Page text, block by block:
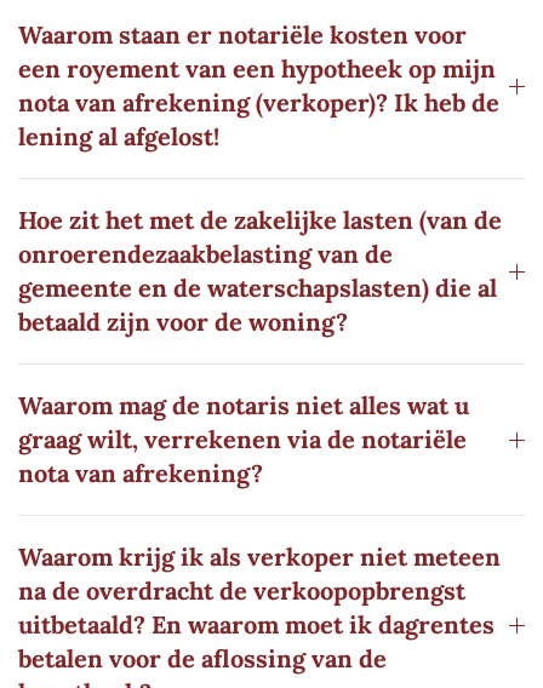
Waarom staan er notariële kosten voor
een royement van een hypotheek op mijn
nota van afrekening (verkoper)? Ik heb de
lening al afgelost!
Hoe zit het met de zakelijke lasten (van de
onroerendezaakbelasting van de
gemeente en de waterschapslasten) die al
betaald zijn voor de woning?
Waarom mag de notaris niet alles wat u
graag wilt, verrekenen via de notariële
nota van afrekening?
Waarom krijg ik als verkoper niet meteen
na de overdracht de verkoopopbrengst
uitbetaald? En waarom moet ik dagrentes
betalen voor de aflossing van de